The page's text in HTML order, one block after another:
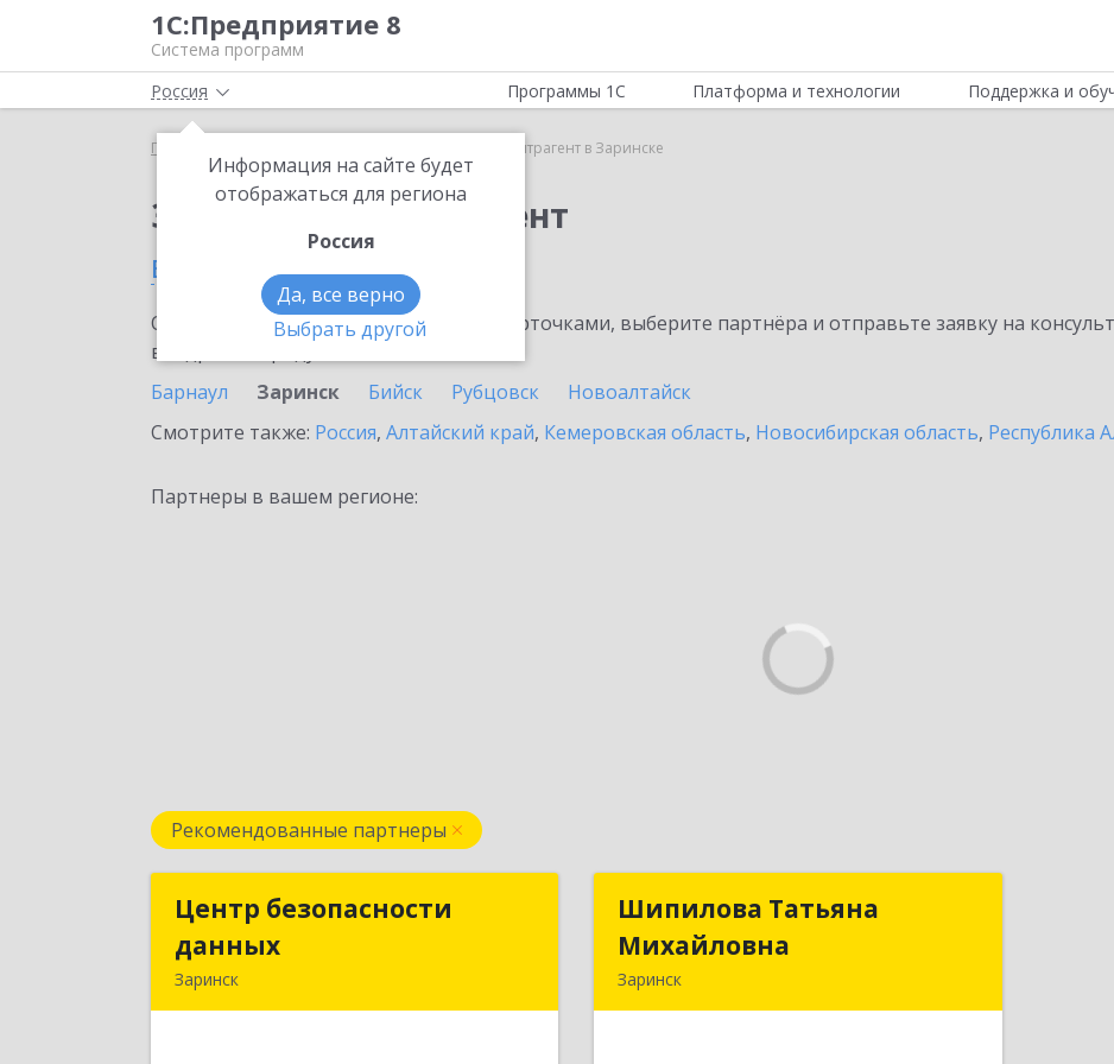
1С:Предприятие 8
Система программ
Россия
Информация на сайте будет
отображаться для региона
Россия
Да, все верно
Выбрать другой
Программы 1С Платформа и технологии Поддержка и
Главная 1С:Контрагент в Заринске
Заказать 1С:Контрагент
в Заринске
Ознакомьтесь с информационными карточками, выберите партнёра и отправьте заявку на
внедрение продукта.
Барнаул
Заринск Бийск Рубцовск
Новоалтайск
Смотрите также: Россия, Алтайский край, Кемеровская область, Новосибирская область, Республика
Партнеры в вашем регионе:
Рекомендованные партнеры
Центр безопасности
данных
Заринск
Центр безопасности
Шипилова Татьяна
Михайловна
Заринск
Шипилова Татьяна